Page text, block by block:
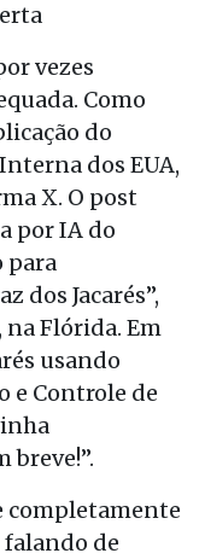
vezes
Como
do
dos EUA,
X. O post
por IA do
para
dos Jacarés”,
na Flórida. Em
usando
e Controle de
breve!”.
completamente
falando de